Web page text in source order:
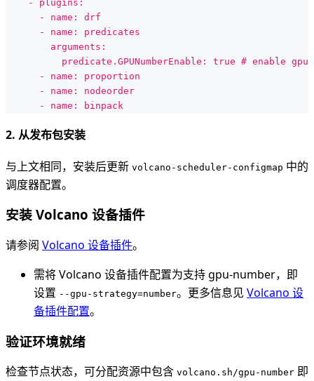
    - plugins:
      - name: drf
      - name: predicates
        arguments:
predicate.GPUNumberEnable: true # enable gpu
      - name: proportion
      - name: nodeorder
      - name: binpack
2. 从发布包安装
与上文相同，安装后更新 volcano-scheduler-configmap 中的
调度器配置。
安装 Volcano 设备插件
请参阅 Volcano 设备插件。
需将 Volcano 设备插件配置为支持 gpu-number，即
设置 --gpu-strategy=number。更多信息见 Volcano 设
备插件配置。
验证环境就绪
检查节点状态，可分配资源中包含 volcano.sh/gpu-number 即